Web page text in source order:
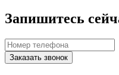
Запишитесь
Заказать звонок